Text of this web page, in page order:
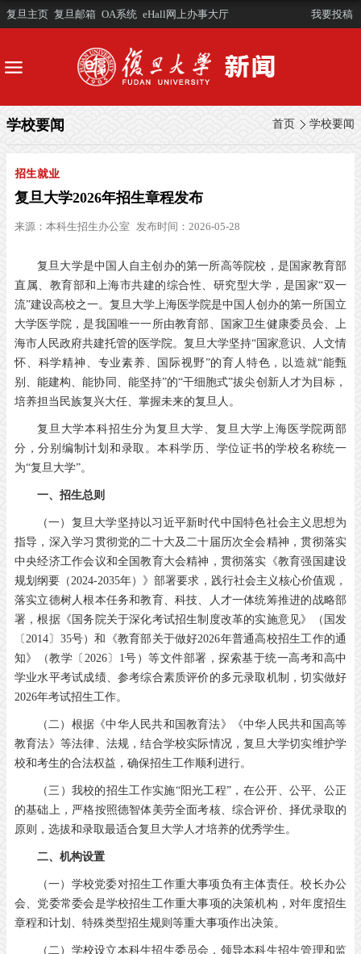
复旦主页 复旦邮箱 OA系统 eHall网上办事大厅 我要投稿
首页 学校要闻
学校要闻
招生就业
复旦大学2026年招生章程发布
来源： 本科生招生办公室 发布时间：2026-05-28
复旦大学是中国人自主创办的第一所高等院校，是国家教育部
直属、教育部和上海市共建的综合性、研究型大学，是国家“双一
流”建设高校之一。复旦大学上海医学院是中国人创办的第一所国立
大学医学院，是我国唯一一所由教育部、国家卫生健康委员会、上
海市人民政府共建托管的医学院。复旦大学坚持“国家意识、人文情
怀、科学精神、专业素养、国际视野”的育人特色，以造就“能甄
别、能建构、能协同、能坚持”的“干细胞式”拔尖创新人才为目标，
培养担当民族复兴大任、掌握未来的复旦人。
复旦大学本科招生分为复旦大学、复旦大学上海医学院两部
分，分别编制计划和录取。本科学历、学位证书的学校名称统一
为“复旦大学”。
一、招生总则
（一）复旦大学坚持以习近平新时代中国特色社会主义思想为
指导，深入学习贯彻党的二十大及二十届历次全会精神，贯彻落实
中央经济工作会议和全国教育大会精神，贯彻落实《教育强国建设
规划纲要（2024-2035年）》部署要求，践行社会主义核心价值观，
落实立德树人根本任务和教育、科技、人才一体统筹推进的战略部
署，根据《国务院关于深化考试招生制度改革的实施意见》（国发
〔2014〕35号）和《教育部关于做好2026年普通高校招生工作的通
知》（教学〔2026〕1号）等文件部署，探索基于统一高考和高中
学业水平考试成绩、参考综合素质评价的多元录取机制，切实做好
2026年考试招生工作。
（二）根据《中华人民共和国教育法》《中华人民共和国高等
教育法》等法律、法规，结合学校实际情况，复旦大学切实维护学
校和考生的合法权益，确保招生工作顺利进行。
（三）我校的招生工作实施“阳光工程”，在公开、公平、公正
的基础上，严格按照德智体美劳全面考核、综合评价、择优录取的
原则，选拔和录取最适合复旦大学人才培养的优秀学生。
二、机构设置
（一）学校党委对招生工作重大事项负有主体责任。校长办公
会、党委常委会是学校招生工作重大事项的决策机构，对年度招生
章程和计划、特殊类型招生规则等重大事项作出决策。
（二）学校设立本科生招生委员会，领导本科生招生管理和监